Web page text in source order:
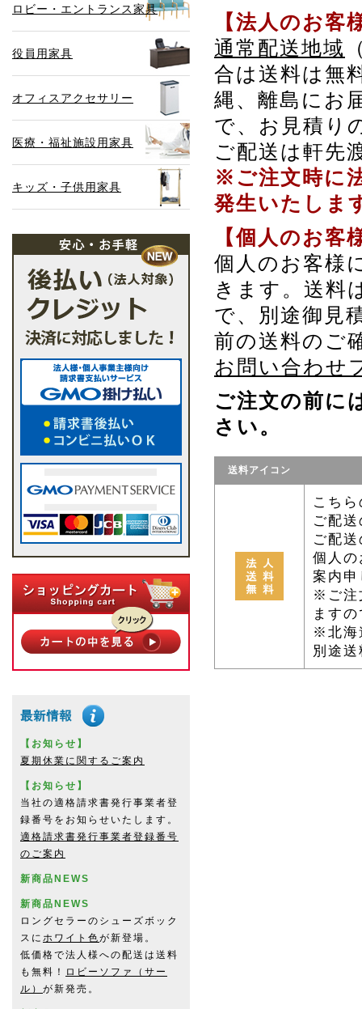
ロビー・エントランス家具
役員用家具
オフィスアクセサリー
医療・福祉施設用家具
キッズ・子供用家具
【お知らせ】
夏期休業に関するご案内
【お知らせ】
当社の適格請求書発行事業者登
録番号をお知らせいたします。
適格請求書発行事業者登録番号
のご案内
新商品NEWS
新商品NEWS
ロングセラーのシューズボック
スに ホワイト色が新登場。
低価格で法人様への配送は送料
も無料！
ロビーソファ（サー
ル） が新発売。
【法人のお客
通常配送地域
合は送料は無
縄、離島にお
で、お見積り
ご配送は軒先
※ご注文時に
発生いたしま
【個人のお客
個人のお客様
きます。送料
で、別途御見
前の送料のご
お問い合わせ
ご注文の前に
さい。
送料アイコン
こち
ご配
ご配
個人
案内
※ご注
ます
※北海
別途